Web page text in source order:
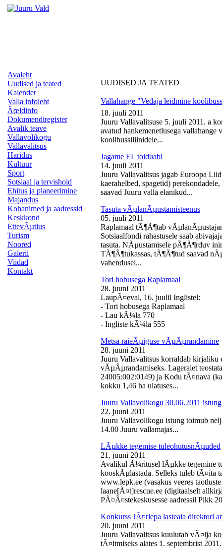
Avaleht
Uudised ja teated
Kalender
Valla infoleht
Ãœldinfo
Dokumendiregister
Avalik teave
Vallavolikogu
Vallavalitsus
Haridus
Kultuur
Sport
Sotsiaal ja tervishoid
Ehitus ja planeerimine
Majandus
Kohanimed ja aadressid
Keskkond
EttevÃµtlus
Turism
Noored
Galerii
Viidad
Kontakt
UUDISED JA TEATED
Vallahange "Vedaja leidmine
18. juuli 2011
Juuru Vallavalitsuse 5. juuli 2011. a
avatud hankemenetlusega vallahange
koolibussiliinidele...
Jagame EL toiduabi
14. juuli 2011
Juuru Vallavalitsus jagab Euroopa
kaerahelbed, spagetid)
saavad Juuru valla elanikud...
Tasuta vÃµlanÃµustamisteenus
05. juuli 2011
Raplamaal tÃ¶Ã¶tab
Sotsiaalfondi rahastusele saab
tasuta. NÃµustamisele pÃ¶Ã¶rduv
TÃ¶Ã¶tukassas, tÃ¶Ã¶tud saavad
vahendusel...
Tori hobusega Raplamaal
28. juuni 2011
LaupÃ¤eval, 16. juulil Inglistel:
- Tori hobusega Raplamaal
- Lau kÃ¼la 770
- Ingliste kÃ¼la 555
Metsa raieÃµiguse vÃµÃµrandamine
28. juuni 2011
Juuru Vallavalitsus korraldab kirjaliku
vÃµÃµrandamiseks. Lageraiet
24005:002:0149) ja Kodu tÃ¤nava
kokku 1,46 ha ulatuses...
Juuru Vallavolikogu 30.06.2011 istung
22. juuni 2011
Juuru Vallavolikogu istung toimub
14.00 Juuru vallamajas...
LÃµkke tegemise tuleohutusnÃµuded
21. juuni 2011
Avalikul Ã¼ritusel lÃµkke tegemine
kooskÃµlastada. Selleks tuleb tÃ¤ita
www.lepk.ee (vasakus veeres
laane[Ã¤t]rescue.ee (digitaalselt
PÃ¤Ã¤stekeskusesse aadressil Pikk
Konkurss JÃ¤rlepa lasteaia direktori
20. juuni 2011
Juuru Vallavalitsus kuulutab vÃ¤lja
tÃ¤itmiseks alates 1. septembrist